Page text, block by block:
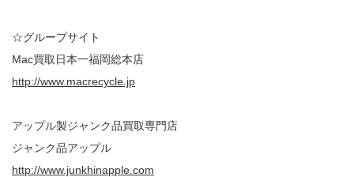
☆グループサイト
Mac買取日本一福岡総本店
http://www.macrecycle.jp
アップル製ジャンク品買取専門店
ジャンク品アップル
http://www.junkhinapple.com